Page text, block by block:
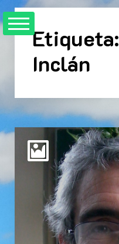
Skip
to
Etiqueta:
Inclán